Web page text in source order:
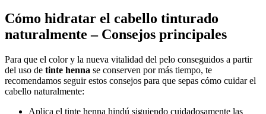
Cómo hidratar el cabello tinturado
naturalmente – Consejos principales
Para que el color y la nueva vitalidad del pelo conseguidos a partir
del uso de tinte henna se conserven por más tiempo, te
recomendamos seguir estos consejos para que sepas cómo cuidar el
cabello naturalmente:
Aplica el tinte henna hindú siguiendo cuidadosamente las